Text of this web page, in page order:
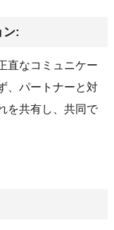
ン:
直なコミュニケー
、パートナーと対
を共有し、共同で